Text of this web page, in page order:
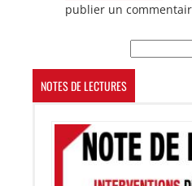
publier un
NOTES DE LECTURES
Image